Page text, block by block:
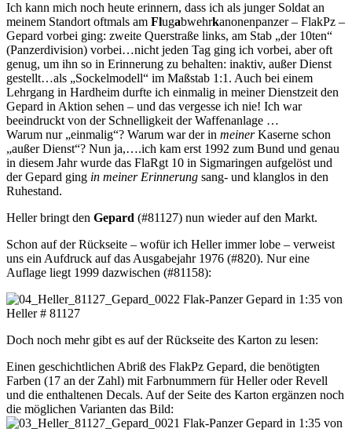
Ich kann mich noch heute erinnern, dass ich als junger Soldat an
meinem Standort oftmals am Flugabwehrkanonenpanzer – FlakPz –
Gepard vorbei ging: zweite Querstraße links, am Stab „der 10ten“
(Panzerdivision) vorbei…nicht jeden Tag ging ich vorbei, aber oft
genug, um ihn so in Erinnerung zu behalten: inaktiv, außer Dienst
gestellt…als „Sockelmodell“ im Maßstab 1:1. Auch bei einem
Lehrgang in Hardheim durfte ich einmalig in meiner Dienstzeit den
Gepard in Aktion sehen – und das vergesse ich nie! Ich war
beeindruckt von der Schnelligkeit der Waffenanlage …
Warum nur „einmalig“? Warum war der in meinerKaserne schon
„außer Dienst“? Nun ja,….ich kam erst 1992 zum Bund und genau
in diesem Jahr wurde das FlaRgt 10 in Sigmaringen aufgelöst und
der Gepard ging in meiner Erinnerung sang- und klanglos in den
Ruhestand.
Heller bringt den Gepard (#81127) nun wieder auf den Markt.
Schon auf der Rückseite – wofür ich Heller immer lobe – verweist
uns ein Aufdruck auf das Ausgabejahr 1976 (#820). Nur eine
Auflage liegt 1999 dazwischen (#81158):
Doch noch mehr gibt es auf der Rückseite des Karton zu lesen:
Einen geschichtlichen Abriß des FlakPz Gepard, die benötigten
Farben (17 an der Zahl) mit Farbnummern für Heller oder Revell
und die enthaltenen Decals. Auf der Seite des Karton ergänzen noch
die möglichen Varianten das Bild: